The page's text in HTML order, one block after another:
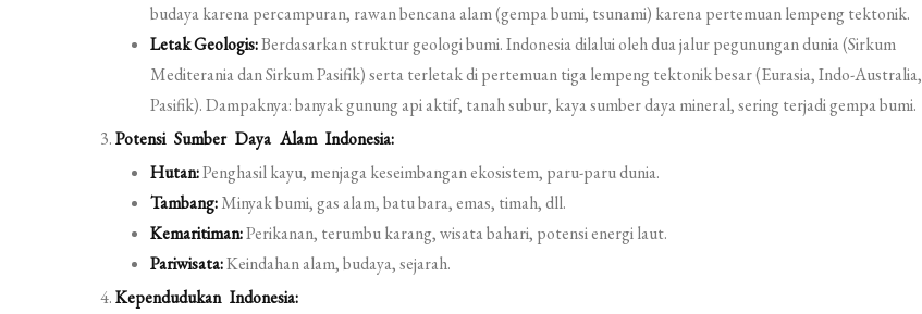
budaya karena percampuran, rawan bencana alam (gempa bumi, tsunami) karena pertemuan lempeng tektonik.
Letak Geologis:Berdasarkan struktur geologi bumi. Indonesia dilalui oleh dua jalur pegunungan dunia (Sirkum
Mediterania dan Sirkum Pasifik) serta terletak di pertemuan tiga lempeng tektonik besar (Eurasia, Indo-Australia,
Pasifik). Dampaknya: banyak gunung api aktif, tanah subur, kaya sumber daya mineral, sering terjadi gempa bumi.
Potensi Sumber Daya Alam Indonesia:
Hutan:Penghasil kayu, menjaga keseimbangan ekosistem, paru-paru dunia.
Tambang:Minyak bumi, gas alam, batu bara, emas, timah, dll.
Kemaritiman:Perikanan, terumbu karang, wisata bahari, potensi energi laut.
Pariwisata:Keindahan alam, budaya, sejarah.
Kependudukan Indonesia: